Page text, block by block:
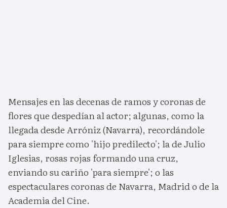
Mensajes en las decenas de ramos y coronas de
flores que despedían al actor; algunas, como la
llegada desde Arróniz (Navarra), recordándole
para siempre como 'hijo predilecto'; la de Julio
Iglesias, rosas rojas formando una cruz,
enviando su cariño 'para siempre'; o las
espectaculares coronas de Navarra, Madrid o de la
Academia del Cine.